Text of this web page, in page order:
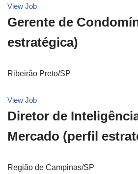
View Job
Gerente de
estratégica)
Ribeirão Preto/SP
View Job
Diretor de
Mercado (perfil
Região de Campinas/SP